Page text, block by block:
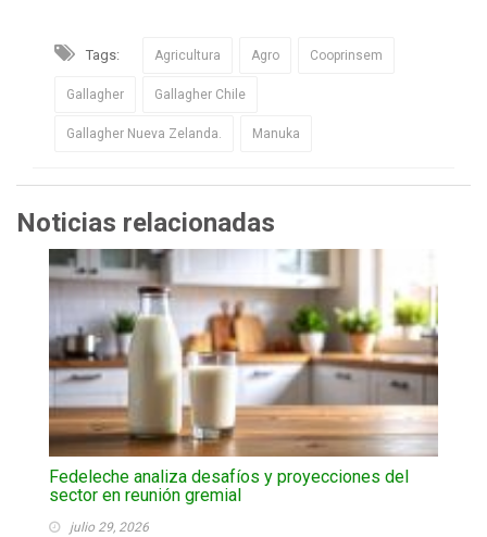
Tags: Agricultura Agro Cooprinsem
Gallagher Gallagher Chile
Gallagher Nueva Zelanda. Manuka
Noticias relacionadas
Fedeleche analiza desafíos y proyecciones del
sector en reunión gremial
julio 29, 2026